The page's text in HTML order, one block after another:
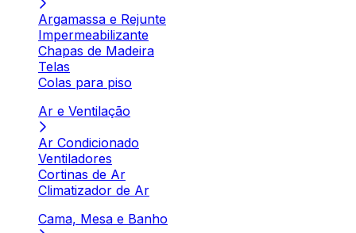
Argamassa e Rejunte
Impermeabilizante
Chapas de Madeira
Telas
Colas para piso
Ar e Ventilação
Ar Condicionado
Ventiladores
Cortinas de Ar
Climatizador de Ar
Cama, Mesa e Banho